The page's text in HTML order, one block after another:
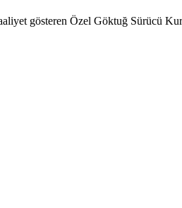
gösteren Özel Göktuğ Sürücü